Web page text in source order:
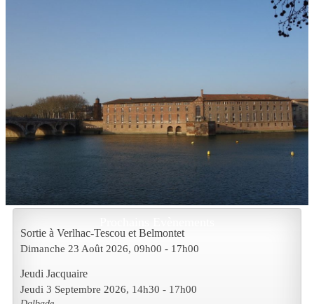
Sortie à Verlhac-Tescou et Belmontet
Dimanche 23 Août 2026, 09h00 - 17h00
Jeudi Jacquaire
Jeudi 3 Septembre 2026, 14h30 - 17h00